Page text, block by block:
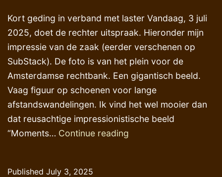
Kort geding in verband met laster Vandaag, 3 juli
2025, doet de rechter uitspraak. Hieronder mijn
impressie van de zaak (eerder verschenen op
SubStack). De foto is van het plein voor de
Amsterdamse rechtbank. Een gigantisch beeld.
Vaag figuur op schoenen voor lange
afstandswandelingen. Ik vind het wel mooier dan
dat reusachtige impressionistische beeld
“Moments… Continue reading
Published July 3, 2025